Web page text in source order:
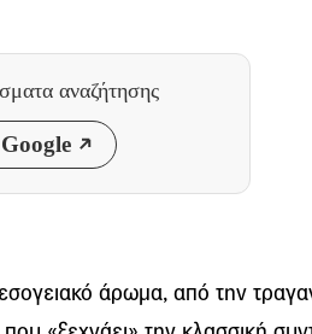
αναζήτησης
άρωμα, από την